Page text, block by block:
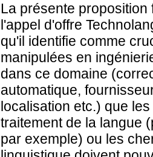
La présente
l'appel d'offre
qu'il identifie comme
manipulées en
dans ce domaine
automatique,
localisation etc.) que
traitement de la langue
par exemple) ou les